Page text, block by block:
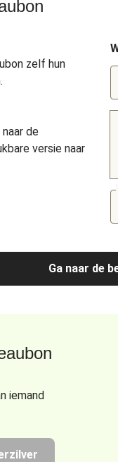
zelf hun
de
versie naar
Ga naar de
iemand